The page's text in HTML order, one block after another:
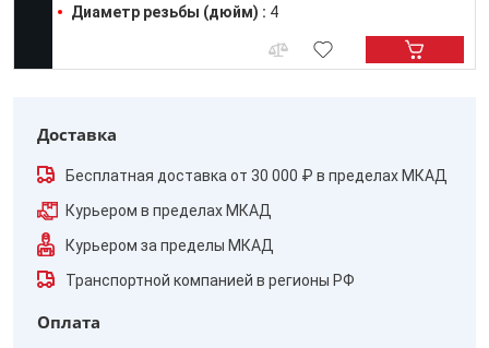
Диаметр резьбы (дюйм) : 4
Доставка
Бесплатная доставка от 30 000 ₽ в пределах МКАД
Курьером в пределах МКАД
Курьером за пределы МКАД
Транспортной компанией в регионы РФ
Оплата